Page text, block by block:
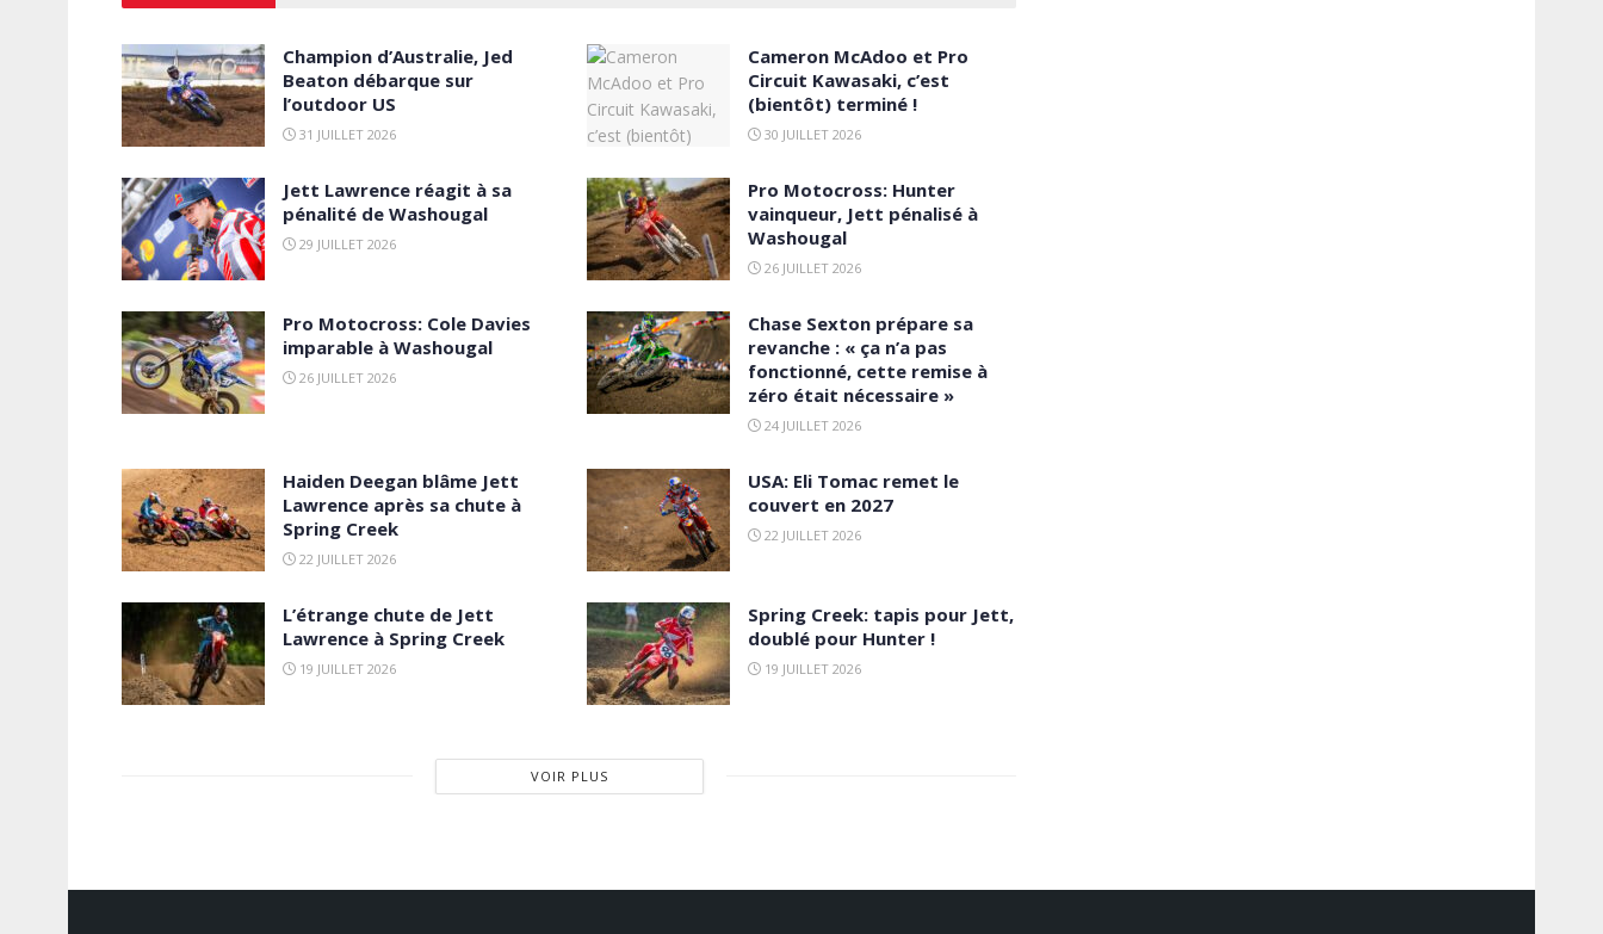
Champion d’Australie, Jed
Beaton débarque sur
l’outdoor US
31 JUILLET 2026
Cameron McAdoo et Pro
Circuit Kawasaki, c’est
(bientôt) terminé !
30 JUILLET 2026
Jett Lawrence réagit à sa
pénalité de Washougal
29 JUILLET 2026
Pro Motocross: Hunter
vainqueur, Jett pénalisé à
Washougal
26 JUILLET 2026
Pro Motocross: Cole Davies
imparable à Washougal
26 JUILLET 2026
Chase Sexton prépare sa
revanche : « ça n’a pas
fonctionné, cette remise à
zéro était nécessaire »
24 JUILLET 2026
Haiden Deegan blâme Jett
Lawrence après sa chute à
Spring Creek
22 JUILLET 2026
USA: Eli Tomac remet le
couvert en 2027
22 JUILLET 2026
L’étrange chute de Jett
Lawrence à Spring Creek
19 JUILLET 2026
Spring Creek: tapis pour Jett,
doublé pour Hunter !
19 JUILLET 2026
VOIR PLUS